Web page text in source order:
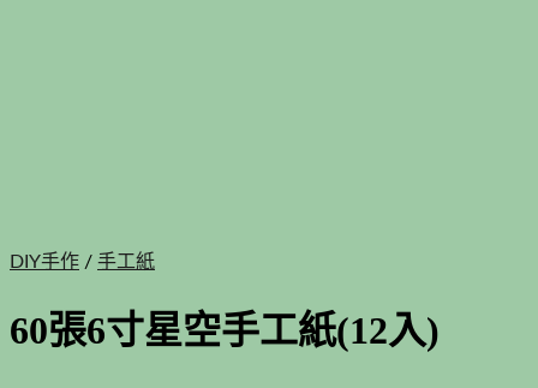
DIY手作 / 手工紙
60張6寸星空手工紙(12入)